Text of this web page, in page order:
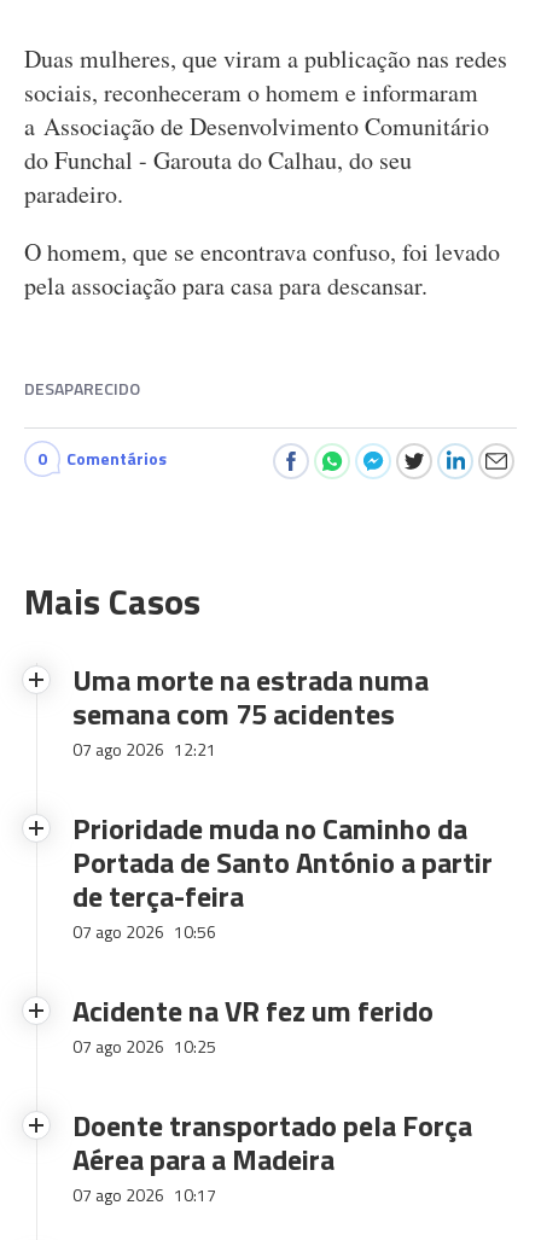
Duas mulheres, que viram a publicação nas redes
sociais, reconheceram o homem e informaram
a Associação de Desenvolvimento Comunitário
do Funchal - Garouta do Calhau, do seu
paradeiro.
O homem, que se encontrava confuso, foi levado
pela associação para casa para descansar.
DESAPARECIDO
0 Comentários
Mais Casos
Uma morte na estrada numa
semana com 75 acidentes
07 ago 2026 12:21
Prioridade muda no Caminho da
Portada de Santo António a partir
de terça-feira
07 ago 2026 10:56
Acidente na VR fez um ferido
07 ago 2026 10:25
Doente transportado pela Força
Aérea para a Madeira
07 ago 2026 10:17